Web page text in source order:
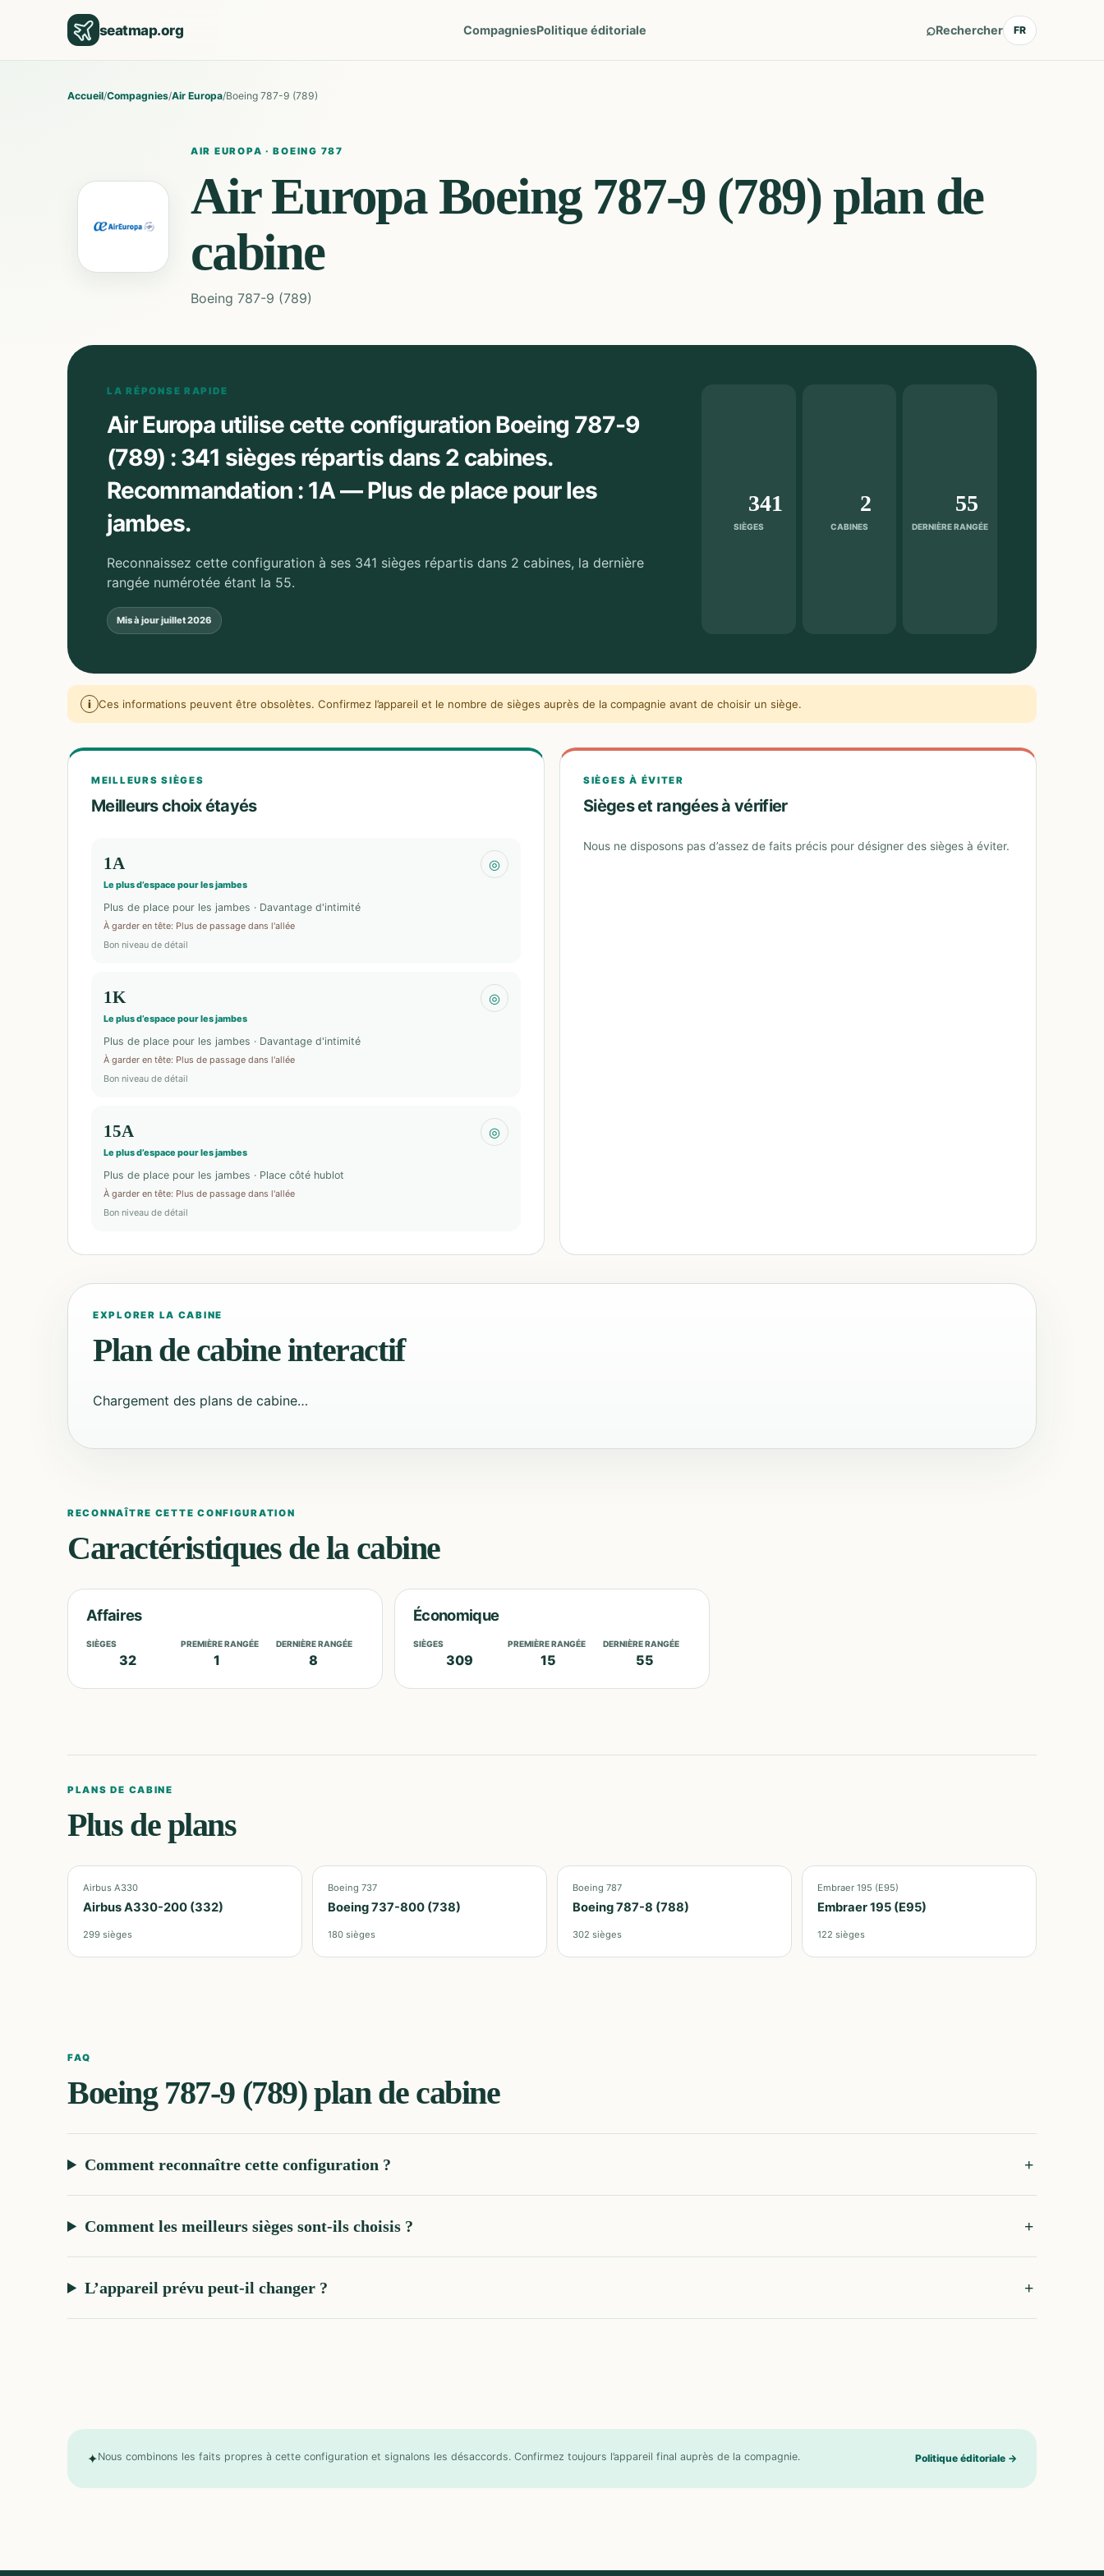
seatmap.org CompagniesPolitique éditoriale ⌕Rechercher FR
Accueil/Compagnies/Air Europa/Boeing 787-9 (789)
AIR EUROPA ·BOEING 787
Air Europa Boeing 787-9 (789) plan de
cabine
Boeing 787-9 (789)
LA RÉPONSE RAPIDE
Air Europa utilise cette configuration Boeing 787-9
(789) : 341 sièges répartis dans 2 cabines.
Recommandation : 1A — Plus de place pour les
jambes.
Reconnaissez cette configuration à ses 341 sièges répartis dans 2 cabines, la dernière
rangée numérotée étant la 55.
Mis à jourjuillet 2026
SIÈGES
341
CABINES
2
DERNIÈRE RANGÉE
55
i Ces informations peuvent être obsolètes. Confirmez l’appareil et le nombre de sièges auprès de la compagnie avant de choisir un siège.
MEILLEURS SIÈGES
Meilleurs choix étayés
1A
Le plus d’espace pour les jambes
◎
Plus de place pour les jambes · Davantage d'intimité
À garder en tête: Plus de passage dans l'allée
Bon niveau de détail
1K
Le plus d’espace pour les jambes
◎
Plus de place pour les jambes · Davantage d'intimité
À garder en tête: Plus de passage dans l'allée
Bon niveau de détail
15A
Le plus d’espace pour les jambes
◎
Plus de place pour les jambes · Place côté hublot
À garder en tête: Plus de passage dans l'allée
Bon niveau de détail
SIÈGES À ÉVITER
Sièges et rangées à vérifier
Nous ne disposons pas d’assez de faits précis pour désigner des sièges à éviter.
EXPLORER LA CABINE
Plan de cabine interactif
Chargement des plans de cabine…
RECONNAÎTRE CETTE CONFIGURATION
Caractéristiques de la cabine
Affaires
SIÈGES
32
PREMIÈRE RANGÉE
1
DERNIÈRE RANGÉE
8
Économique
SIÈGES
309
PREMIÈRE RANGÉE
15
DERNIÈRE RANGÉE
55
PLANS DE CABINE
Plus de plans
Airbus A330
Airbus A330-200 (332)
299 sièges
Boeing 737
Boeing 737-800 (738)
180 sièges
Boeing 787
Boeing 787-8 (788)
302 sièges
Embraer 195 (E95)
Embraer 195 (E95)
122 sièges
FAQ
Boeing 787-9 (789)plan de cabine
Comment reconnaître cette configuration ?
Comment les meilleurs sièges sont-ils choisis ?
L’appareil prévu peut-il changer ?
✦Nous combinons les faits propres à cette configuration et signalons les désaccords. Confirmez toujours l’appareil final auprès de la compagnie. Politique éditoriale →